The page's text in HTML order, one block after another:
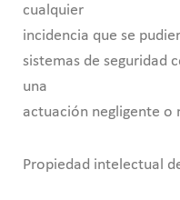
cualquier
incidencia que se
sistemas de seguridad
una
actuación negligente o
Propiedad intelectual